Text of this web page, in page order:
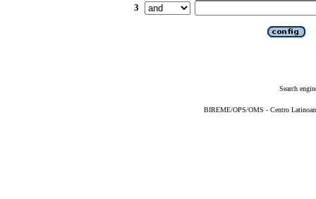
3
Search
BIREME/OPS/OMS - Centro